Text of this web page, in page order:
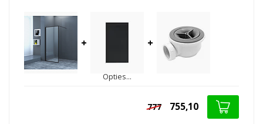
+
Opties...
+
777 755,10